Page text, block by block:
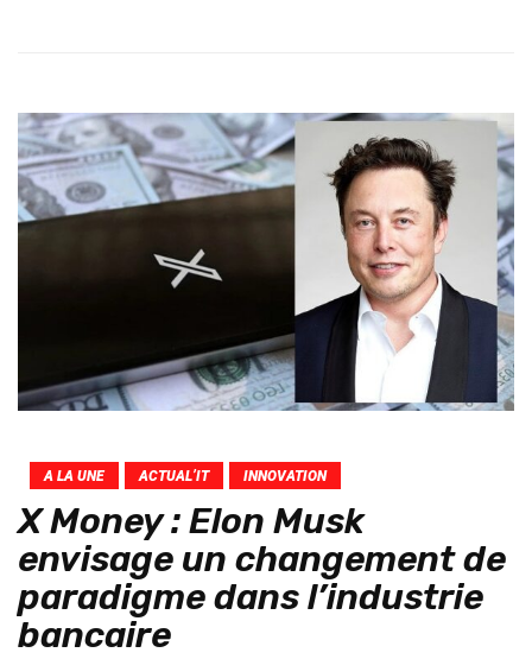
A LA UNE ACTUAL’IT INNOVATION
X Money : Elon Musk
envisage un changement de
paradigme dans l’industrie
bancaire